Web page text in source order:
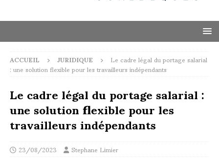
ACCUEIL JURIDIQUE Le cadre légal du portage salarial
: une solution flexible pour les travailleurs indépendants
Le cadre légal du portage salarial :
une solution flexible pour les
travailleurs indépendants
23/08/2023 Stephane Limier